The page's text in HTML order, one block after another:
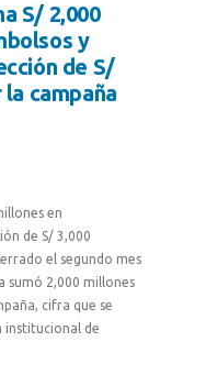
S/ 2,000
y
de S/
campaña
en
de S/ 3,000
el segundo mes
sumó 2,000 millones
cifra que se
institucional de